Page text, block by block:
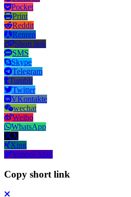
Pocket
Print
Reddit
Renren
Short link
SMS
Skype
Telegram
Tumblr
Twitter
VKontakte
wechat
Weibo
WhatsApp
X
Xing
Yahoo! Mail
Copy short link